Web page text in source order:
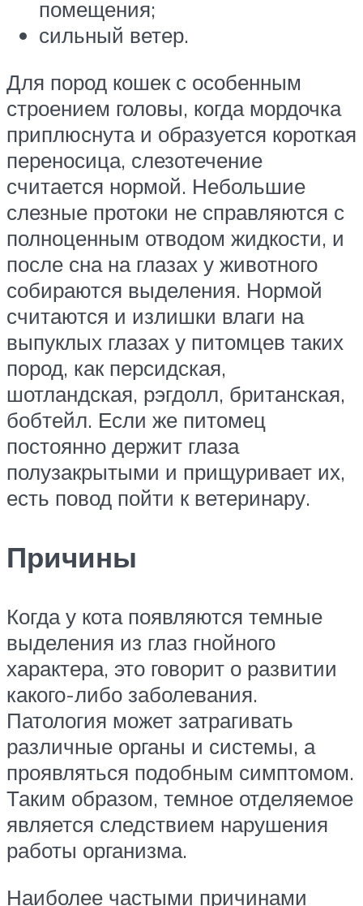
помещения;
сильный ветер.
Для пород кошек с особенным
строением головы, когда мордочка
приплюснута и образуется короткая
переносица, слезотечение
считается нормой. Небольшие
слезные протоки не справляются с
полноценным отводом жидкости, и
после сна на глазах у животного
собираются выделения. Нормой
считаются и излишки влаги на
выпуклых глазах у питомцев таких
пород, как персидская,
шотландская, рэгдолл, британская,
бобтейл. Если же питомец
постоянно держит глаза
полузакрытыми и прищуривает их,
есть повод пойти к ветеринару.
Причины
Когда у кота появляются темные
выделения из глаз гнойного
характера, это говорит о развитии
какого-либо заболевания.
Патология может затрагивать
различные органы и системы, а
проявляться подобным симптомом.
Таким образом, темное отделяемое
является следствием нарушения
работы организма.
Наиболее частыми причинами